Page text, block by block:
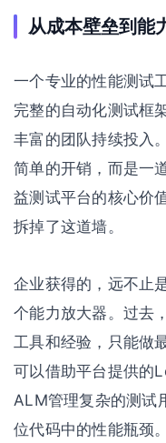
从成本壁垒到能
一个专业的性能测试
完整的自动化测试框
丰富的团队持续投入
简单的开销，而是一
益测试平台的核心价
拆掉了这道墙。
企业获得的，远不止
个能力放大器。过去
工具和经验，只能做
可以借助平台提供的
ALM管理复杂的测试
位代码中的性能瓶颈